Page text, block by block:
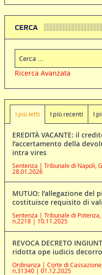
CERCA
Ricerca Avanzata
I più letti I più recenti I
EREDITÀ VACANTE: il
l’accertamento della
intra vires
Sentenza | Tribunale di Napoli,
28.01.2026
MUTUO: l’allegazione
costituisce requisito di
Sentenza | Tribunale di
n.2218 | 10.11.2025
REVOCA DECRETO
ridotta ope iudicis
Ordinanza | Corte di
n.31340 | 01.12.2025